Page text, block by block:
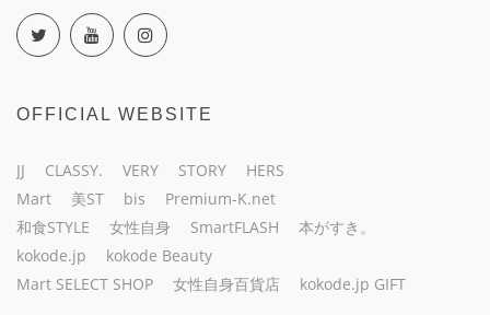
OFFICIAL WEBSITE
JJ CLASSY. VERY STORY
HERS
Mart
美ST bis
Premium-K.net
和食STYLE
女性自身 SmartFLASH
本がすき。
kokode.jp
kokode Beauty
Mart SELECT SHOP
女性自身百貨店 kokode.jp GIFT